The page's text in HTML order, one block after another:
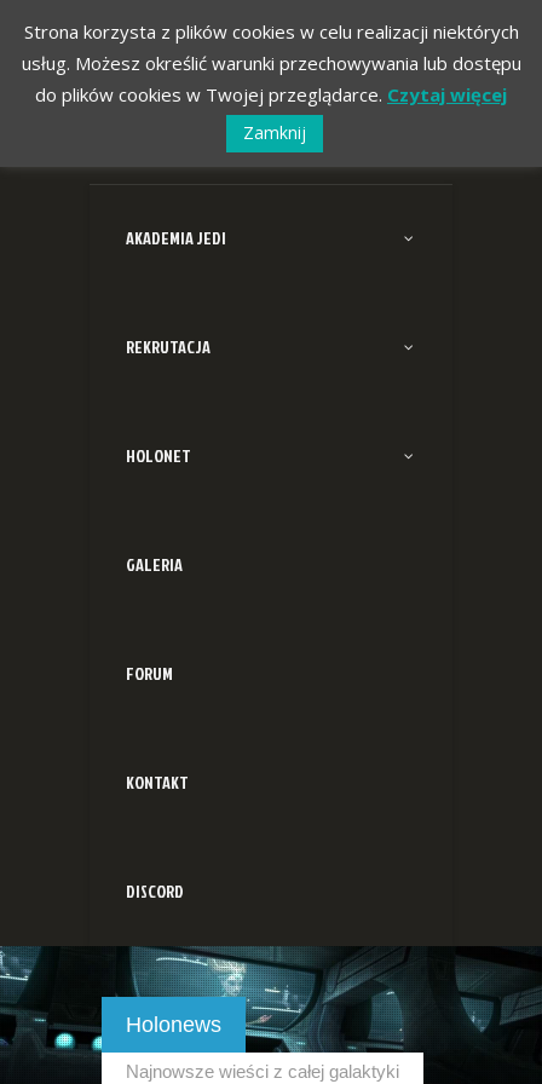
AKADEMIA JEDI
REKRUTACJA
HOLONET
GALERIA
FORUM
KONTAKT
DISCORD
Holonews
Najnowsze wieści z całej galaktyki
Strona korzysta z plików cookies w celu realizacji niektórych
usług. Możesz określić warunki przechowywania lub dostępu
do plików cookies w Twojej przeglądarce. Czytaj więcej
Zamknij